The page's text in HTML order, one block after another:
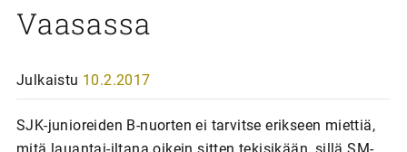
Vaasassa
Julkaistu 10.2.2017
SJK-junioreiden B-nuorten ei tarvitse erikseen miettiä,